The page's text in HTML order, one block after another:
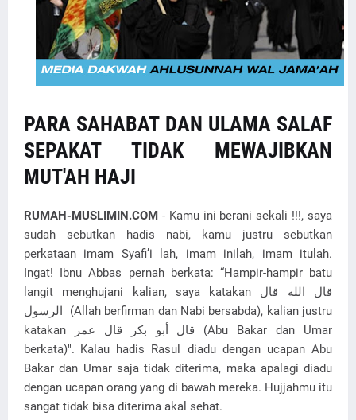
PARA SAHABAT DAN ULAMA SALAF
SEPAKAT TIDAK MEWAJIBKAN
MUT'AH HAJI
RUMAH-MUSLIMIN.COM - Kamu ini berani sekali !!!, saya
sudah sebutkan hadis nabi, kamu justru sebutkan
perkataan imam Syafi’i lah, imam inilah, imam itulah.
Ingat! Ibnu Abbas pernah berkata: “Hampir-hampir batu
langit menghujani kalian, saya katakan قال الله قال
الرسول (Allah berfirman dan Nabi bersabda), kalian justru
katakan قال أبو بكر قال عمر (Abu Bakar dan Umar
berkata)". Kalau hadis Rasul diadu dengan ucapan Abu
Bakar dan Umar saja tidak diterima, maka apalagi diadu
dengan ucapan orang yang di bawah mereka. Hujjahmu itu
sangat tidak bisa diterima akal sehat.